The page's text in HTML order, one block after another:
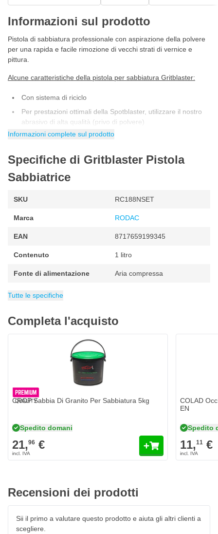
Informazioni sul prodotto
Pistola di sabbiatura professionale con aspirazione della polvere
per una rapida e facile rimozione di vecchi strati di vernice e
pittura.
Alcune caratteristiche della pistola per sabbiatura Gritblaster:
Con sistema di riciclo
Per prestazioni ottimali della Spotblaster, utilizzare il nostro
abrasivo di alta qualità (privo di polvere)
4 ugelli in gomma
Valvola di riduzione
Informazioni complete sul prodotto
Specifiche di Gritblaster Pistola
Sabbiatrice
SKU RC188NSET
Marca RODAC
EAN 8717659199345
Contenuto 1 litro
Fonte di alimentazione Aria compressa
Attacco 1/4 inch
Confezione
Peso 1 kg
Categoria
Tutte le specifiche
Completa l'acquisto
CROP Sabbia Di Granito Per Sabbiatura 5kg
Spedito domani
21,96 €
COLAD
EN
Spedito
11,11 €
Recensioni dei prodotti
Sii il primo a valutare questo prodotto e aiuta gli altri clienti a
scegliere.